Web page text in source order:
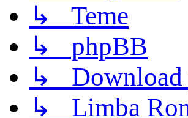
↳ Teme
↳ phpBB
↳ Download
↳ Limba